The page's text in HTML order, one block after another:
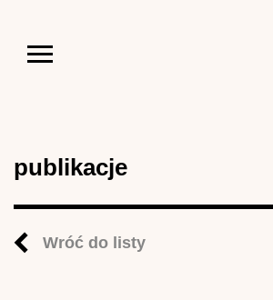
publikacje
Wróć do listy